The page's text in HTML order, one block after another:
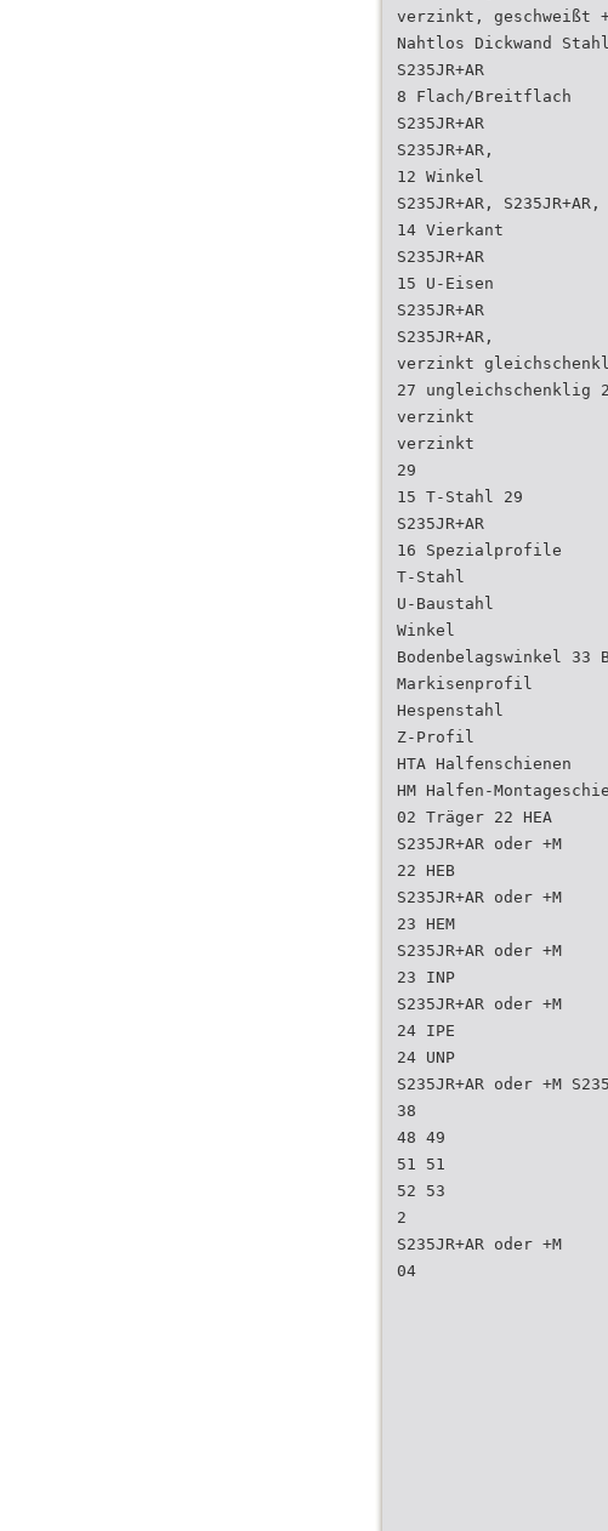
verzinkt, geschweißt
Nahtlos Dickwand
S235JR+AR
8 Flach/Breitflach
S235JR+AR
S235JR+AR,
12 Winkel
S235JR+AR, S235JR+AR,
14 Vierkant
S235JR+AR
15 U-Eisen
S235JR+AR
S235JR+AR,
verzinkt
27 ungleichschenklig
verzinkt
verzinkt
29
15 T-Stahl 29
S235JR+AR
16 Spezialprofile
T-Stahl
U-Baustahl
Winkel
Bodenbelagswinkel 33
Markisenprofil
Hespenstahl
Z-Profil
HTA Halfenschienen
HM Halfen-
02 Träger 22 HEA
S235JR+AR oder +M
22 HEB
S235JR+AR oder +M
23 HEM
S235JR+AR oder +M
23 INP
S235JR+AR oder +M
24 IPE
24 UNP
S235JR+AR oder +M
38
48 49
51 51
52 53
2
S235JR+AR oder +M
04